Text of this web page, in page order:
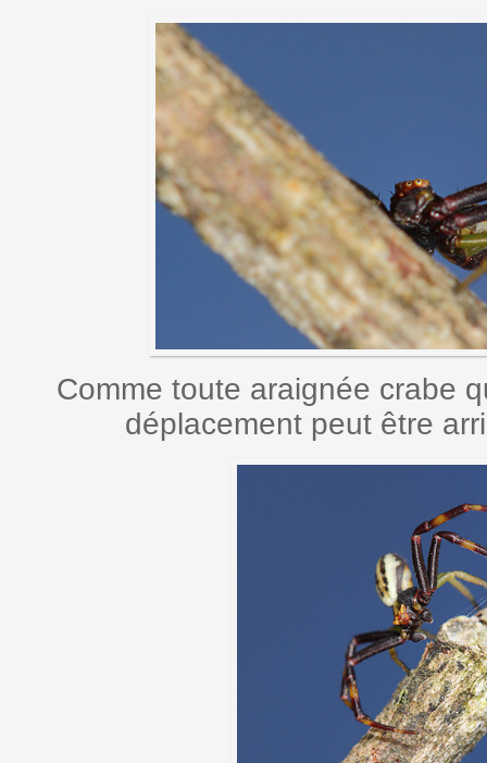
Comme toute araignée crabe
déplacement peut être